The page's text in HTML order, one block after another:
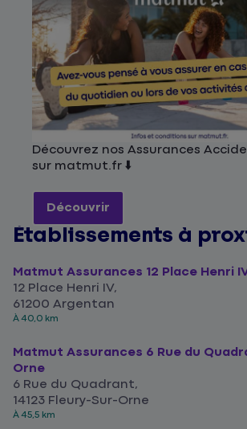
Découvrez nos Assurances
sur matmut.fr ⬇️
Découvrir
Établissements à
Matmut Assurances 12 Place Henri
12 Place Henri IV,
61200 Argentan
À 40,0 km
Matmut Assurances 6 Rue du
Orne
6 Rue du Quadrant,
14123 Fleury-Sur-Orne
À 45,5 km